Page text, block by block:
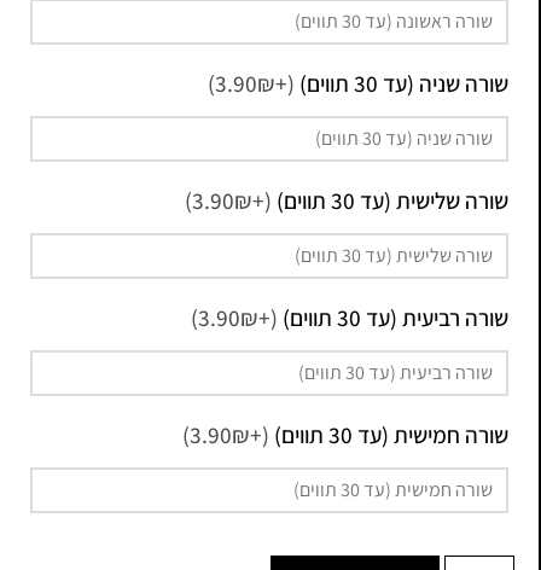
שורה שניה (עד 30 תווים) (+3.90₪)
שורה שלישית (עד 30 תווים) (+3.90₪)
שורה רביעית (עד 30 תווים) (+3.90₪)
שורה חמישית (עד 30 תווים) (+3.90₪)